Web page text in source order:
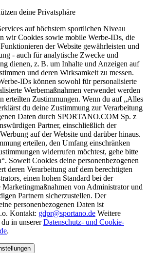
deine Privatsphäre
auf höchstem sportlichen Niveau
wir Cookies sowie mobile Werbe-IDs, die
der Website gewährleisten und
- auch für analytische Zwecke und
dienen, z. B. um Inhalte und Anzeigen auf
und deren Wirksamkeit zu messen.
IDs können sowohl für personalisierte
Werbemaßnahmen verwendet werden
erteilten Zustimmungen. Wenn du auf „Alles
du deine Zustimmung zur Verarbeitung
Daten durch SPORTANO.COM Sp. z
Partner, einschließlich der
auf der Website und darüber hinaus.
erteilen, den Umfang einschränken
widerrufen möchtest, gehe bitte
Soweit Cookies deine personenbezogenen
deren Verarbeitung auf dem berechtigten
einen hohen Standard bei der
Marketingmaßnahmen von Administrator und
Partnern sicherzustellen. Der
personenbezogenen Daten ist
Kontakt: gdpr@sportano.de Weitere
in unsererDatenschutz- und Cookie-
.